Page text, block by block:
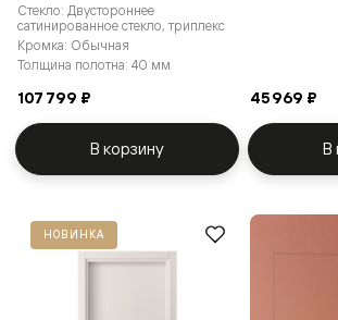
Стекло: Двустороннее
сатинированное стекло, триплекс
Кромка: Обычная
Толщина полотна: 40 мм
107 799 ₽
В корзину
45 969 ₽
В
НОВИНКА